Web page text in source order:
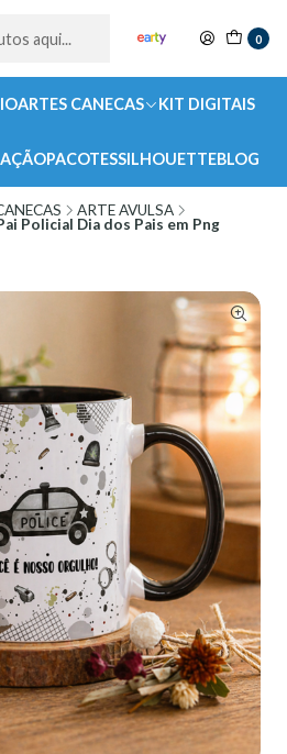
0
ARTES CANECAS KIT DIGITAIS
PACOTESSILHOUETTEBLOG
ARTE AVULSA
Policial Dia dos Pais em Png